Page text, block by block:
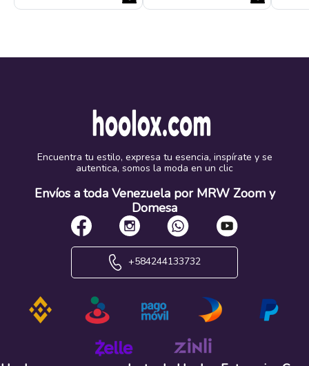
Encuentra tu estilo, expresa tu esencia, inspírate y se
autentica, somos la moda en un clic
Envíos a toda Venezuela por MRW Zoom y
Domesa
+584244133732